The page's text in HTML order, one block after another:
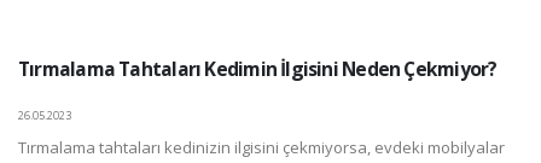
Tırmalama Tahtaları Kedimin İlgisini Neden Çekmiyor?
26.05.2023
Tırmalama tahtaları kedinizin ilgisini çekmiyorsa, evdeki mobilyalar